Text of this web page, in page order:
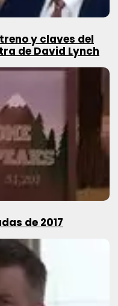
y claves del
de David Lynch
de 2017